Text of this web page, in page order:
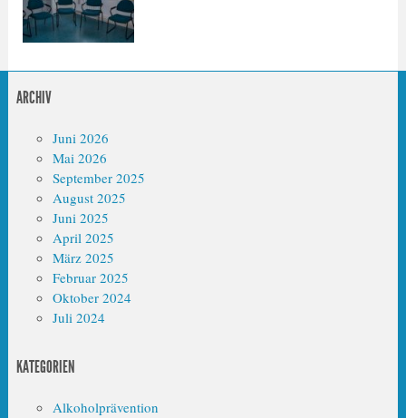
ARCHIV
Juni 2026
Mai 2026
September 2025
August 2025
Juni 2025
April 2025
März 2025
Februar 2025
Oktober 2024
Juli 2024
KATEGORIEN
Alkoholprävention